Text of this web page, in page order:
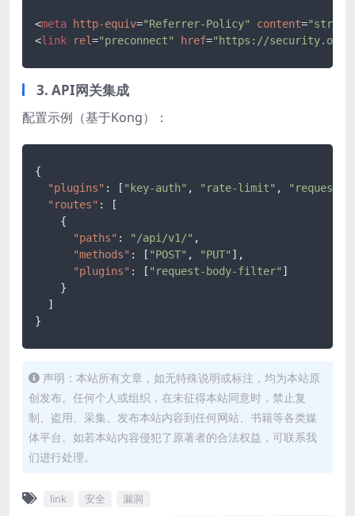
<meta http-equiv="Referrer-Policy" content="strict-
<link rel="preconnect" href="https://
3. API网关集成
配置示例（基于Kong）：
{
"plugins" : [ "key-auth" , "rate-limit" ,
"request-
"routes" :
[
{
"paths" : "/api/v1/" ,
"methods" : [ "POST" , "PUT" ] ,
"plugins" : [ "request-body-filter" ]
}
]
}
声明：本站所有文章，如无特殊说明或标注，均为本站原
创发布。任何个人或组织，在未征得本站同意时，禁止复
制、盗用、采集、发布本站内容到任何网站、书籍等各类媒
体平台。如若本站内容侵犯了原著者的合法权益，可联系我
们进行处理。
link 安全 漏洞